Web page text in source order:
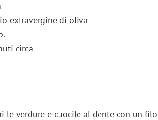
extravergine di oliva
circa
le verdure e cuocile al dente con un